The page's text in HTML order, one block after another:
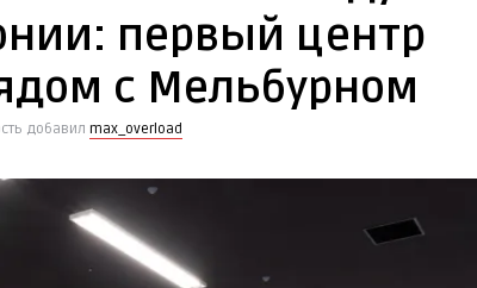
первый центр
с Мельбурном
добавил max_overload